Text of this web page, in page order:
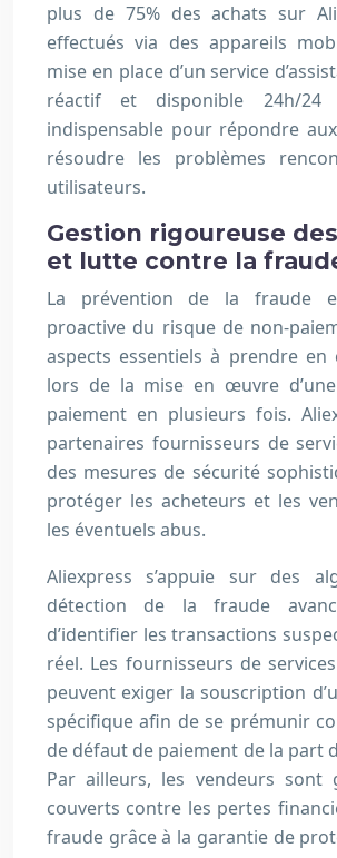
plus de 75% des achats sur
effectués via des appareils
mise en place d’un service
réactif et disponible 24h/
indispensable pour répondre
résoudre les problèmes
utilisateurs.
Gestion rigoureuse
et lutte contre la
La prévention de la fraude
proactive du risque de non-
aspects essentiels à prendre en
lors de la mise en œuvre
paiement en plusieurs fois.
partenaires fournisseurs de
des mesures de sécurité
protéger les acheteurs et les
les éventuels abus.
Aliexpress s’appuie sur des
détection de la fraude
d’identifier les transactions
réel. Les fournisseurs de
peuvent exiger la souscription
spécifique afin de se prémunir
de défaut de paiement de la part
Par ailleurs, les vendeurs sont
couverts contre les pertes
fraude grâce à la garantie de